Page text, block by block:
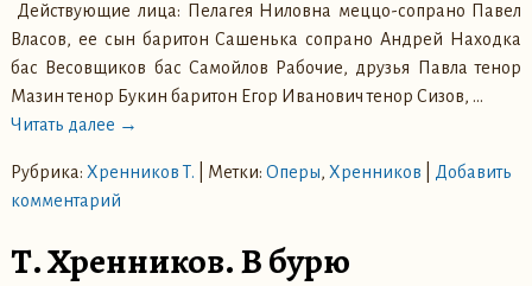
Действующие лица: Пелагея Ниловна меццо-сопрано Павел
Власов, ее сын баритон Сашенька сопрано Андрей Находка
бас Весовщиков бас Самойлов Рабочие, друзья Павла тенор
Мазин тенор Букин баритон Егор Иванович тенор Сизов, …
Читать далее →
Рубрика: Хренников Т. Метки: Оперы, Хренников
Добавить
комментарий
Т. Хренников. В бурю